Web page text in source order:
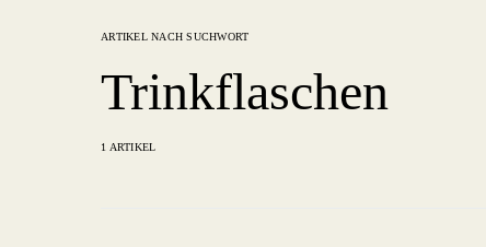
ARTIKEL NACH SUCHWORT
Trinkflaschen
1 ARTIKEL